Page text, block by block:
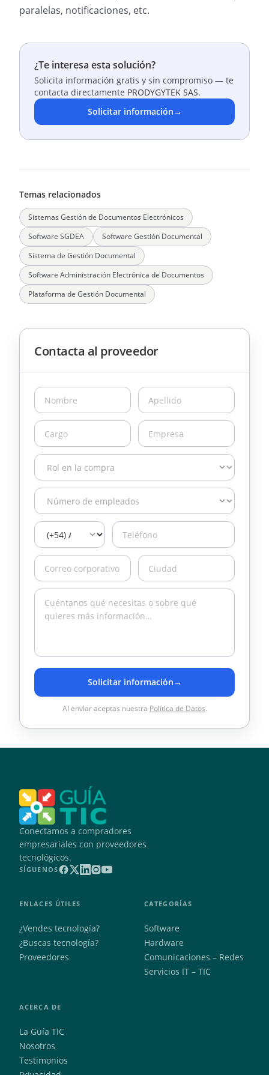
paralelas, notificaciones, etc.
¿Te interesa esta solución?
Solicita información gratis y sin compromiso — te
contacta directamente PRODYGYTEK SAS.
Solicitar información→
Temas relacionados
Sistemas Gestión de Documentos Electrónicos
Software SGDEA
Software Gestión Documental
Sistema de Gestión Documental
Software Administración Electrónica de Documentos
Plataforma de Gestión Documental
Contacta al proveedor
Solicitar información→
Al enviar aceptas nuestra Política de Datos.
Conectamos a compradores
empresariales con proveedores
tecnológicos.
SÍGUENOS
ENLACES ÚTILES
¿Vendes tecnología?
¿Buscas tecnología?
Proveedores
CATEGORÍAS
Software
Hardware
Comunicaciones – Redes
Servicios IT – TIC
ACERCA DE
La Guía TIC
Nosotros
Testimonios